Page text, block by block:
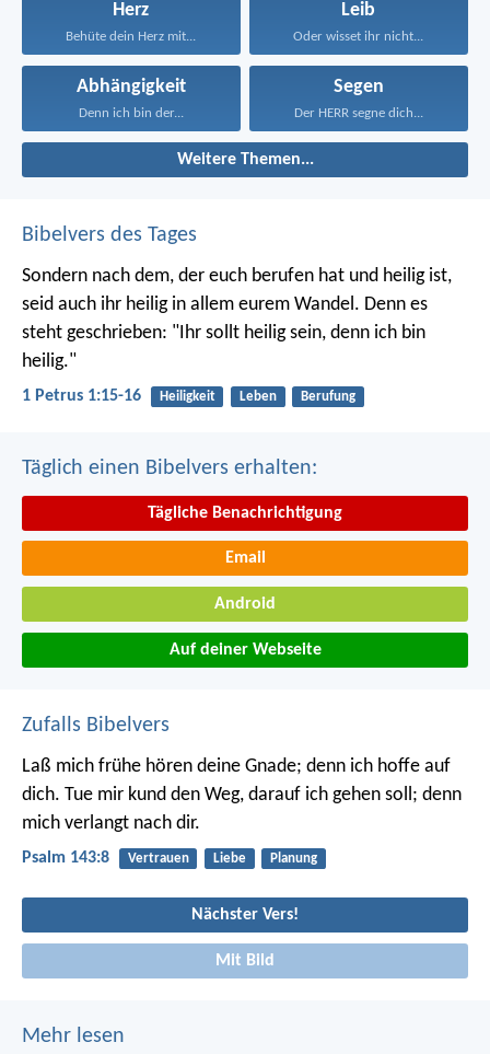
Herz
Behüte dein Herz mit...
Leib
Oder wisset ihr nicht...
Abhängigkeit
Denn ich bin der...
Segen
Der HERR segne dich...
Weitere Themen...
Bibelvers des Tages
Sondern nach dem, der euch berufen hat und heilig ist,
seid auch ihr heilig in allem eurem Wandel. Denn es
steht geschrieben: "Ihr sollt heilig sein, denn ich bin
heilig."
1 Petrus 1:15-16 Heiligkeit Leben Berufung
Täglich einen Bibelvers erhalten:
Tägliche Benachrichtigung
Email
Android
Auf deiner Webseite
Zufalls Bibelvers
Laß mich frühe hören deine Gnade; denn ich hoffe auf
dich. Tue mir kund den Weg, darauf ich gehen soll; denn
mich verlangt nach dir.
Psalm 143:8 Vertrauen Liebe Planung
Nächster Vers!
Mit Bild
Mehr lesen